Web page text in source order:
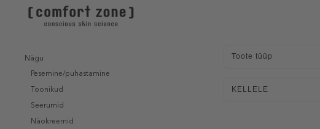
Nägu
Pesemine/puhastamine
Toonikud
Seerumid
Näokreemid
Toote tüüp
KELLELE